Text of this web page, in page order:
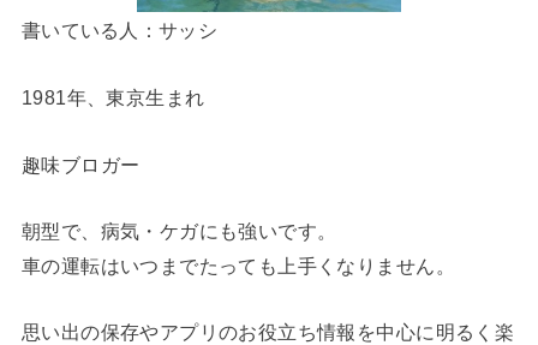
書いている人：サッシ
1981年、東京生まれ
趣味ブロガー
朝型で、病気・ケガにも強いです。
車の運転はいつまでたっても上手くなりません。
思い出の保存やアプリのお役立ち情報を中心に明るく楽